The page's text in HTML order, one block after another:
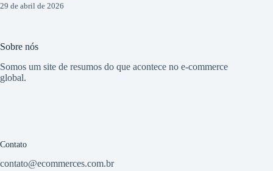
29 de abril de 2026
Sobre nós
Somos um site de resumos do que acontece no e-commerce
global.
Contato
contato@ecommerces.com.br